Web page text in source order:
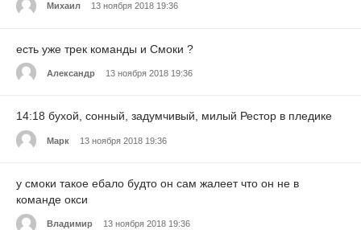
Михаил 13 ноября 2018 19:36
есть уже трек команды и Смоки ?
Александр 13 ноября 2018 19:36
14:18 бухой, сонный, задумчивый, милый Рестор в пледике
Марк 13 ноября 2018 19:36
у смоки такое ебало будто он сам жалеет что он не в
команде окси
Владимир 13 ноября 2018 19:36